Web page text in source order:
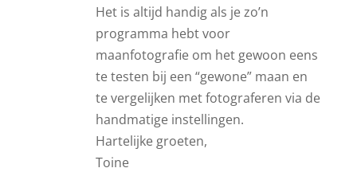
Het is altijd handig als je zo’n
programma hebt voor
maanfotografie om het gewoon eens
te testen bij een “gewone” maan en
te vergelijken met fotograferen via de
handmatige instellingen.
Hartelijke groeten,
Toine